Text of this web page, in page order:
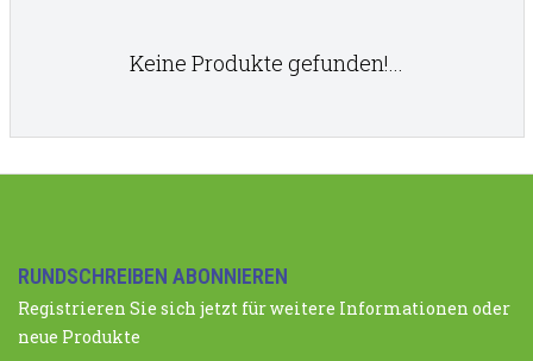
Keine Produkte gefunden!...
RUNDSCHREIBEN ABONNIEREN
Registrieren Sie sich jetzt für weitere Informationen oder
neue Produkte